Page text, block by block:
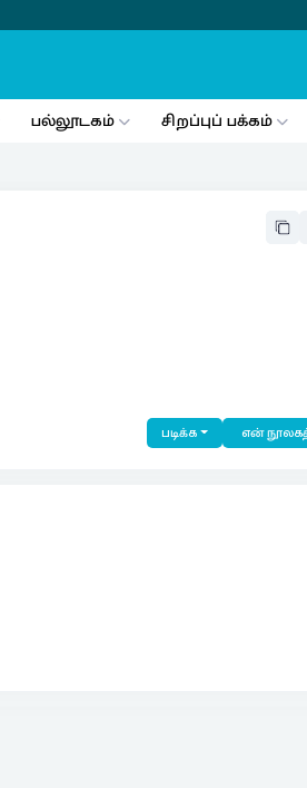
பல்லூடகம் சிறப்புப் பக்கம்
படிக்க என்